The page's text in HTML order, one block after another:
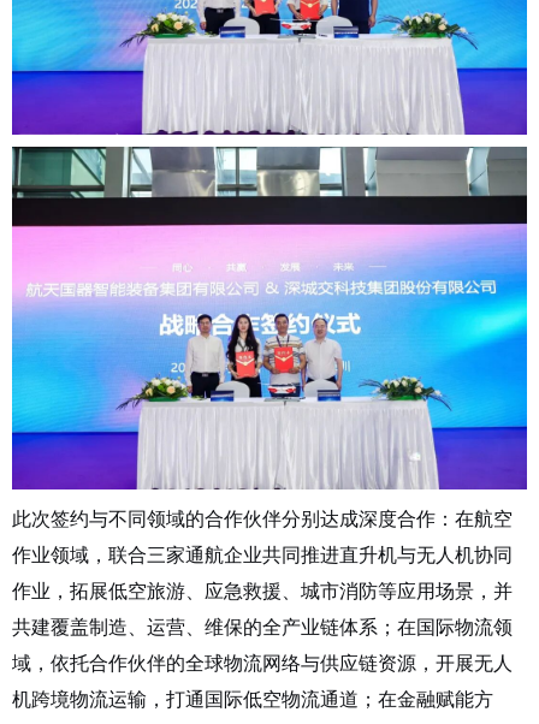
此次签约与不同领域的合作伙伴分别达成深度合作：在航空
作业领域，联合三家通航企业共同推进直升机与无人机协同
作业，拓展低空旅游、应急救援、城市消防等应用场景，并
共建覆盖制造、运营、维保的全产业链体系；在国际物流领
域，依托合作伙伴的全球物流网络与供应链资源，开展无人
机跨境物流运输，打通国际低空物流通道；在金融赋能方